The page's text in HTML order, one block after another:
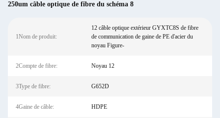
250um câble optique de fibre du schéma 8
1Nom de produit:
12 câble optique extérieur GYXTC8S de fibre
de communication de gaine de PE d'acier du
noyau Figure-
2Compte de fibre: Noyau 12
3Type de fibre: G652D
4Gaine de câble: HDPE